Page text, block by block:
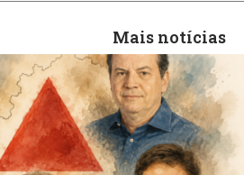
Mais notícias